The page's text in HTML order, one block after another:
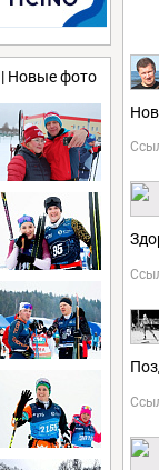
| Новые фото